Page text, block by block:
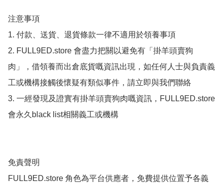
注意事項
1. 付款、送貨、退貨條款一律不適用於領養事項
2. FULL9ED.store 會盡力把關以避免有「掛羊頭賣狗
肉」，借領養而出倉底貨嘅資訊出現，如任何人士與負責義
工或機構接觸後懷疑有類似事件，請立即與我們聯絡
3. 一經發現及證實有掛羊頭賣狗肉嘅資訊，FULL9ED.store
會永久black list相關義工或機構
免責聲明
FULL9ED.store 角色為平台供應者，免費提供位置予各義